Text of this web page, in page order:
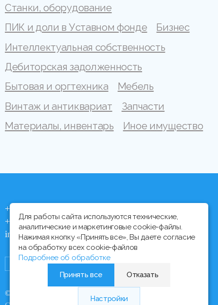
Станки, оборудование
ПИК и доли в Уставном фонде
Бизнес
Интеллектуальная собственность
Дебиторская задолженность
Бытовая и оргтехника
Мебель
Винтаж и антиквариат
Запчасти
Материалы, инвентарь
Иное имущество
+375 (44) 704 92 06
+375 (17) 373 21 33
info@ipmtorgi.by
© Все права защищены, 2000 - 2026 ИПМ-Торги
Для работы сайта используются технические,
аналитические и маркетинговые cookie-файлы.
Нажимая кнопку «Принять все», Вы даете согласие
на обработку всех cookie-файлов
Подробнее об обработке
Принять все
Отказать
Настройки